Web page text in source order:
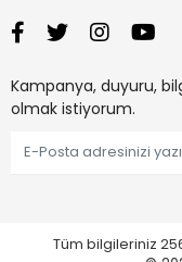
Kampanya, duyuru,
olmak istiyorum.
Tüm bilgileriniz